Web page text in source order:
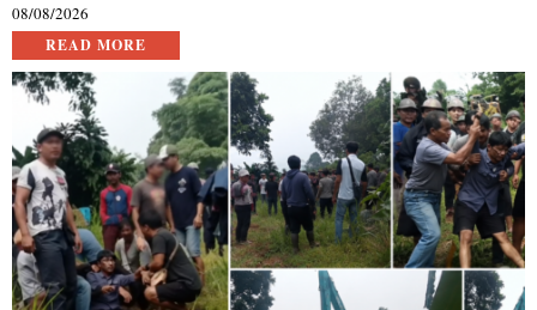
08/08/2026
READ MORE